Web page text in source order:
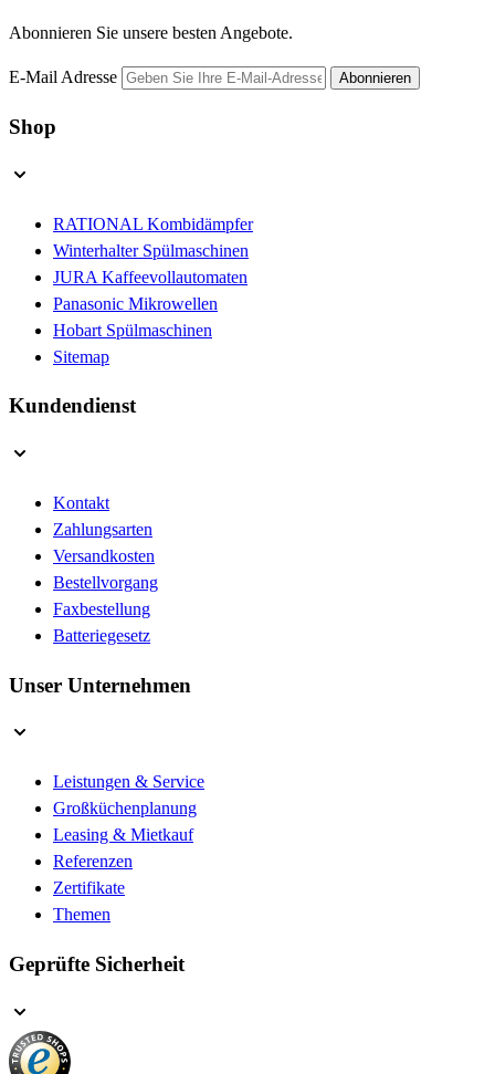
Abonnieren Sie unsere besten Angebote.
E-Mail Adresse Abonnieren
Shop
RATIONAL Kombidämpfer
Winterhalter Spülmaschinen
JURA Kaffeevollautomaten
Panasonic Mikrowellen
Hobart Spülmaschinen
Sitemap
Kundendienst
Kontakt
Zahlungsarten
Versandkosten
Bestellvorgang
Faxbestellung
Batteriegesetz
Unser Unternehmen
Leistungen & Service
Großküchenplanung
Leasing & Mietkauf
Referenzen
Zertifikate
Themen
Geprüfte Sicherheit